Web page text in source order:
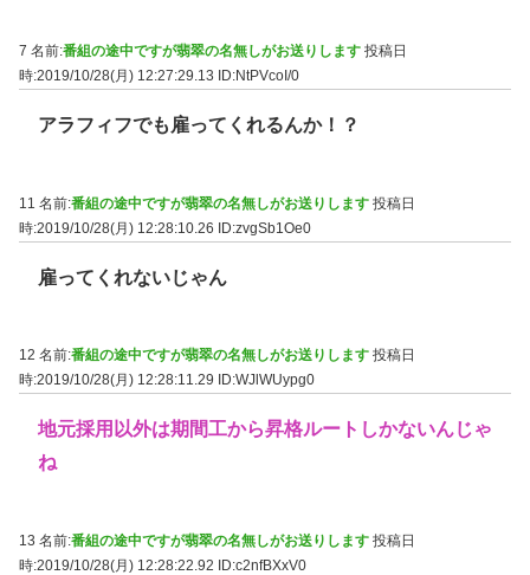
7 名前:番組の途中ですが翡翠の名無しがお送りします 投稿日
時:2019/10/28(月) 12:27:29.13
ID:NtPVcoI/0
アラフィフでも雇ってくれるんか！？
11 名前:番組の途中ですが翡翠の名無しがお送りします 投稿日
時:2019/10/28(月) 12:28:10.26 ID:zvgSb1Oe0
雇ってくれないじゃん
12 名前:番組の途中ですが翡翠の名無しがお送りします 投稿日
時:2019/10/28(月) 12:28:11.29
ID:WJlWUypg0
地元採用以外は期間工から昇格ルートしかないんじゃ
ね
13 名前:番組の途中ですが翡翠の名無しがお送りします 投稿日
時:2019/10/28(月) 12:28:22.92
ID:c2nfBXxV0